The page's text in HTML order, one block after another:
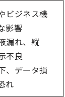
ビジネス機
影響
漏れ、縦
不良
、データ損
れ